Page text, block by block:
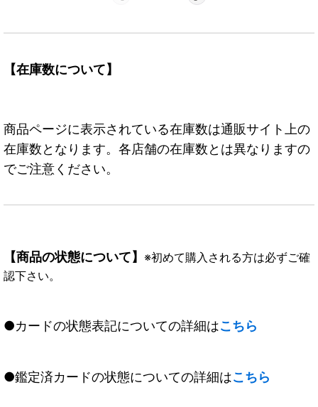
【在庫数について】
商品ページに表示されている在庫数は通販サイト上の
在庫数となります。各店舗の在庫数とは異なりますの
でご注意ください。
【商品の状態について】 ※初めて購入される方は必ずご確
認下さい。
●カードの状態表記についての詳細はこちら
●鑑定済カードの状態についての詳細はこちら